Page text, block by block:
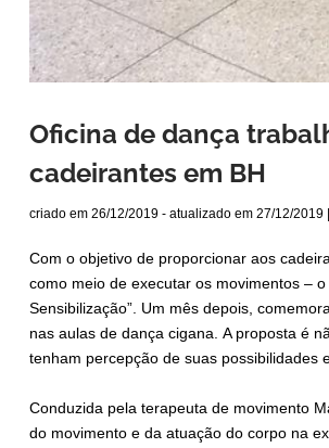
Oficina de dança
cadeirantes em BH
criado em 26/12/2019 - atualizado em 27/12/2019
Com o objetivo de proporcionar aos
como meio de executar os movimentos –
Sensibilização”. Um mês depois,
nas aulas de dança cigana. A proposta é
tenham percepção de suas possibilidades
Conduzida pela terapeuta de movimento
do movimento e da atuação do corpo na